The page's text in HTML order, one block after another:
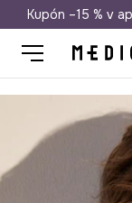
Doprava
Kupón –15 % v